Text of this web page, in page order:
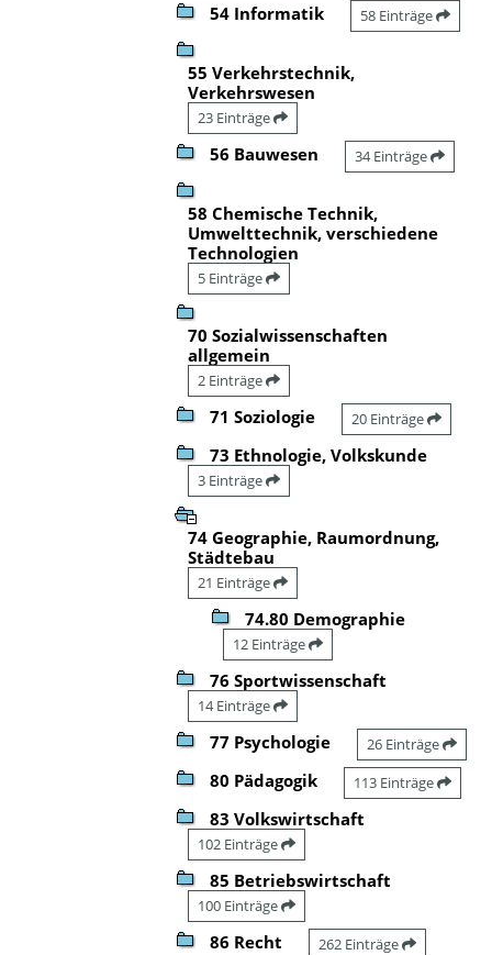
54 Informatik 58 Einträge
55 Verkehrstechnik,
Verkehrswesen
23 Einträge
56 Bauwesen 34 Einträge
58 Chemische Technik,
Umwelttechnik, verschiedene
Technologien
5 Einträge
70 Sozialwissenschaften
allgemein
2 Einträge
71 Soziologie 20 Einträge
73 Ethnologie, Volkskunde
3 Einträge
74 Geographie, Raumordnung,
Städtebau
21 Einträge
74.80 Demographie
12 Einträge
76 Sportwissenschaft
14 Einträge
77 Psychologie 26 Einträge
80 Pädagogik 113 Einträge
83 Volkswirtschaft
102 Einträge
85 Betriebswirtschaft
100 Einträge
86 Recht 262 Einträge